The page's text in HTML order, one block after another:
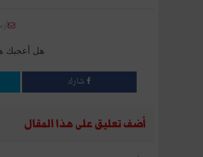
هل أعجبك
شارك
أضف تعليق على هذا المقال